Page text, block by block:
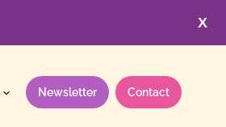
X
Newsletter Contact